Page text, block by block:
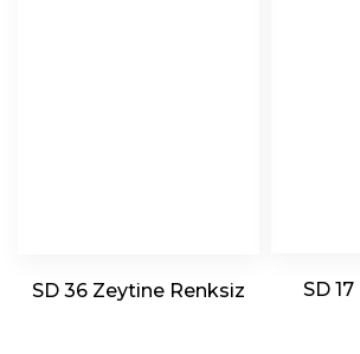
SD 36 Zeytine Renksiz SD